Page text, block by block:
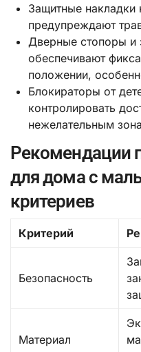
Защитные
предупреждают
Дверные стопоры
обеспечивают
положении,
Блокираторы от
контролировать
нежелательным
Рекомендации
для дома с
критериев
Критерий
Безопасность
Материал